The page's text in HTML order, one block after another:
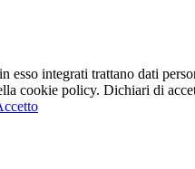
esso integrati trattano dati
cookie policy. Dichiari di